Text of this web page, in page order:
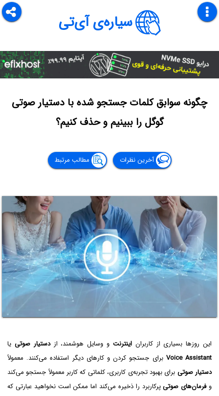
سیاره‌ی آی‌تی
چگونه سوابق کلمات جستجو شده با دستیار صوتی
گوگل را ببینیم و حذف کنیم؟
آخرین نظرات مطالب مرتبط
این روزها بسیاری از کاربراناینترنت و وسایل هوشمند، ازدستیار صوتی یا
Voice Assistant برای جستجو کردن و کارهای دیگر استفاده می‌کنند. معمولاً
دستیار صوتی برای بهبود تجربه‌ی کاربری، کلماتی که کاربر معمولاً جستجو می‌کند
وفرمان‌های صوتیپرکاربرد را ذخیره می‌کند اما ممکن است نخواهید عبارتی که